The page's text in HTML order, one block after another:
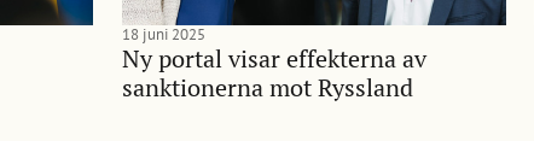
Ny portal visar effekterna av
sanktionerna mot Ryssland
18 juni 2025